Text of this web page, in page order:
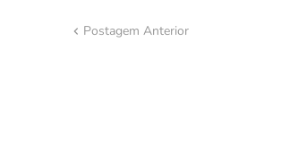
Postagem Anterior